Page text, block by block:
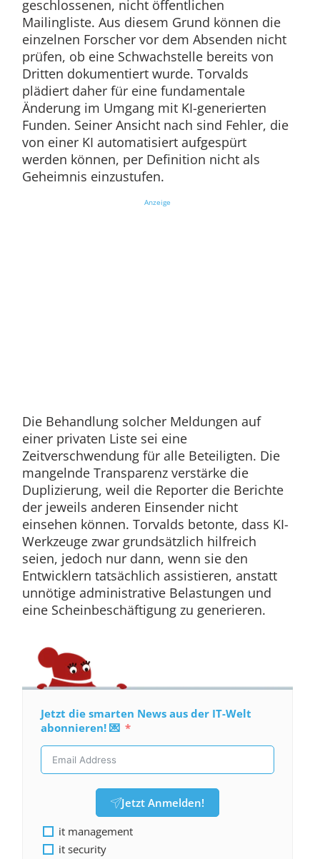
geschlossenen, nicht öffentlichen
Mailingliste. Aus diesem Grund können die
einzelnen Forscher vor dem Absenden nicht
prüfen, ob eine Schwachstelle bereits von
Dritten dokumentiert wurde. Torvalds
plädiert daher für eine fundamentale
Änderung im Umgang mit KI-generierten
Funden. Seiner Ansicht nach sind Fehler, die
von einer KI automatisiert aufgespürt
werden können, per Definition nicht als
Geheimnis einzustufen.
Anzeige
Die Behandlung solcher Meldungen auf
einer privaten Liste sei eine
Zeitverschwendung für alle Beteiligten. Die
mangelnde Transparenz verstärke die
Duplizierung, weil die Reporter die Berichte
der jeweils anderen Einsender nicht
einsehen können. Torvalds betonte, dass KI-
Werkzeuge zwar grundsätzlich hilfreich
seien, jedoch nur dann, wenn sie den
Entwicklern tatsächlich assistieren, anstatt
unnötige administrative Belastungen und
eine Scheinbeschäftigung zu generieren.
Jetzt die smarten News aus der IT-Welt
abonnieren! 💌
Jetzt Anmelden!
it management
it security